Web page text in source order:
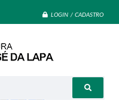
LOGIN / CADASTRO